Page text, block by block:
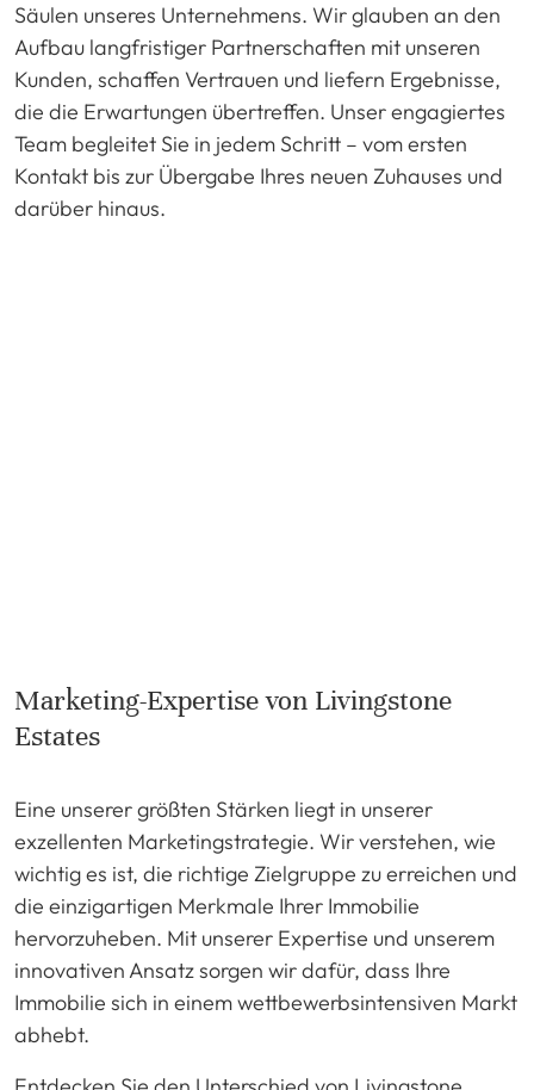
Säulen unseres Unternehmens. Wir glauben an den
Aufbau langfristiger Partnerschaften mit unseren
Kunden, schaffen Vertrauen und liefern Ergebnisse,
die die Erwartungen übertreffen. Unser engagiertes
Team begleitet Sie in jedem Schritt – vom ersten
Kontakt bis zur Übergabe Ihres neuen Zuhauses und
darüber hinaus.
Marketing-Expertise von Livingstone
Estates
Eine unserer größten Stärken liegt in unserer
exzellenten Marketingstrategie. Wir verstehen, wie
wichtig es ist, die richtige Zielgruppe zu erreichen und
die einzigartigen Merkmale Ihrer Immobilie
hervorzuheben. Mit unserer Expertise und unserem
innovativen Ansatz sorgen wir dafür, dass Ihre
Immobilie sich in einem wettbewerbsintensiven Markt
abhebt.